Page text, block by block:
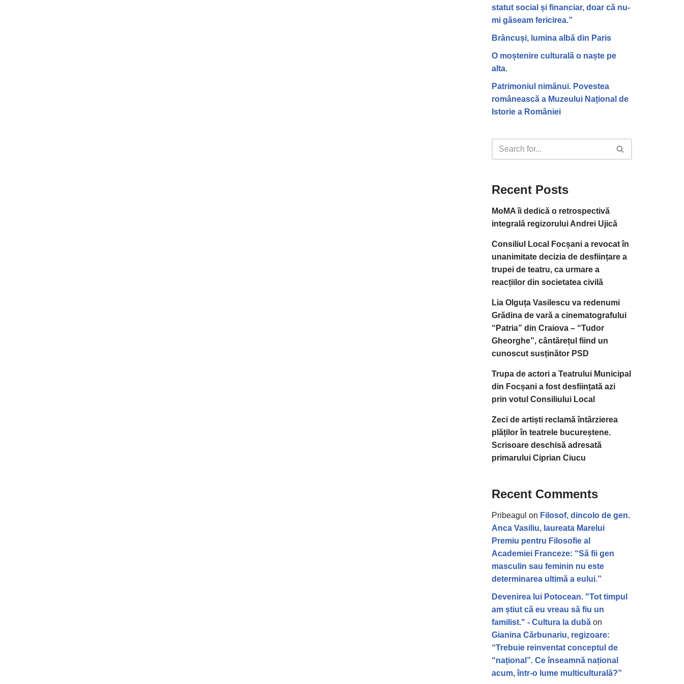
statut social și financiar, doar că nu-
mi găseam fericirea.”
Brâncuși, lumina albă din Paris
O moștenire culturală o naște pe
alta.
Patrimoniul nimănui. Povestea
românească a Muzeului Național de
Istorie a României
Recent Posts
MoMA îi dedică o retrospectivă
integrală regizorului Andrei Ujică
Consiliul Local Focșani a revocat în
unanimitate decizia de desființare a
trupei de teatru, ca urmare a
reacțiilor din societatea civilă
Lia Olguța Vasilescu va redenumi
Grădina de vară a cinematografului
“Patria” din Craiova – “Tudor
Gheorghe”, cântărețul fiind un
cunoscut susținător PSD
Trupa de actori a Teatrului Municipal
din Focșani a fost desființată azi
prin votul Consiliului Local
Zeci de artiști reclamă întârzierea
plăților în teatrele bucureștene.
Scrisoare deschisă adresată
primarului Ciprian Ciucu
Recent Comments
Pribeagul on Filosof, dincolo de gen.
Anca Vasiliu, laureata Marelui
Premiu pentru Filosofie al
Academiei Franceze: “Să fii gen
masculin sau feminin nu este
determinarea ultimă a eului.”
Devenirea lui Potocean. "Tot timpul
am știut că eu vreau să fiu un
familist." - Cultura la dubă on
Gianina Cărbunariu, regizoare:
“Trebuie reinventat conceptul de
“național”. Ce înseamnă național
acum, într-o lume multiculturală?”